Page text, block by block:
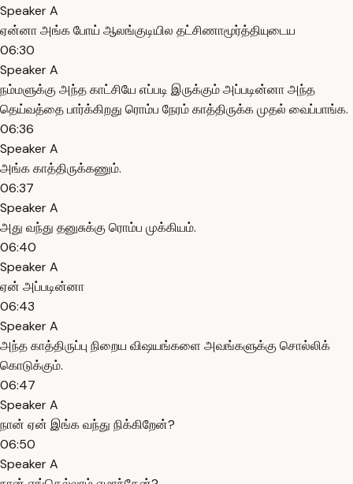
Speaker A
ஏன்னா அங்க போய் ஆலங்குடியில தட்சிணாமூர்த்தியுடைய
06:30
Speaker A
நம்மளுக்கு அந்த காட்சியே எப்படி இருக்கும் அப்படின்னா அந்த
தெய்வத்தை பார்க்கிறது ரொம்ப நேரம் காத்திருக்க முதல் வைப்பாங்க.
06:36
Speaker A
அங்க காத்திருக்கணும்.
06:37
Speaker A
அது வந்து தனுசுக்கு ரொம்ப முக்கியம்.
06:40
Speaker A
ஏன் அப்படின்னா
06:43
Speaker A
அந்த காத்திருப்பு நிறைய விஷயங்களை அவங்களுக்கு சொல்லிக்
கொடுக்கும்.
06:47
Speaker A
நான் ஏன் இங்க வந்து நிக்கிறேன்?
06:50
Speaker A